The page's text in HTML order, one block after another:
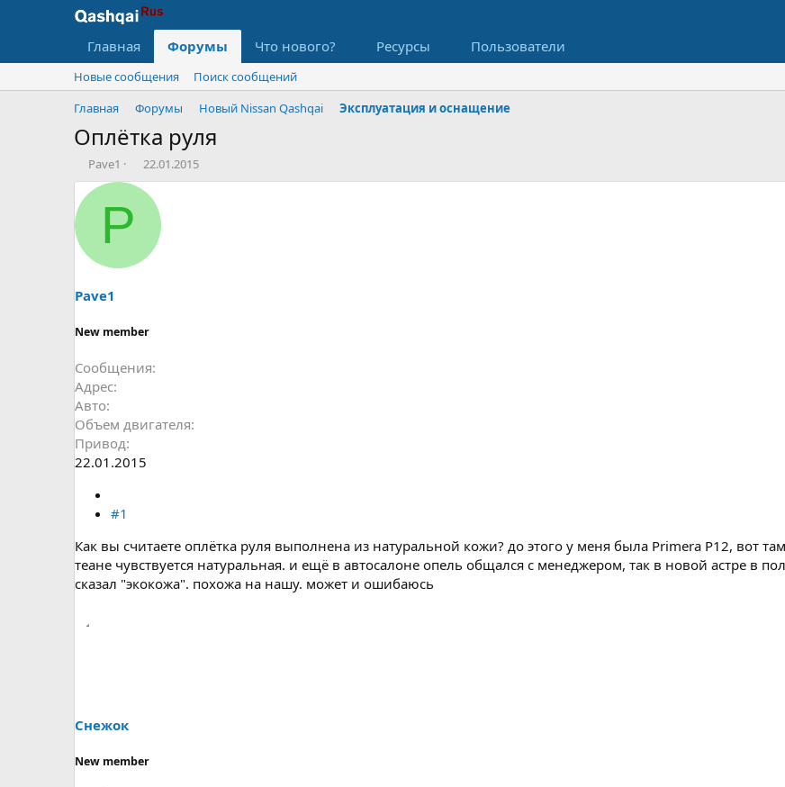
Главная Форумы Что нового? Ресурсы Пользователи
Новые сообщения
Поиск сообщений
Главная
Форумы Новый Nissan Qashqai Эксплуатация и оснащение
Оплётка руля
А
в
т
е
ы
Pave1
Д
а
т
ч
22.01.2015
P
Pave1
New member
Сообщения
Адрес
Авто
Объем двигателя
Привод
22.01.2015
#1
Как вы считаете оплётка руля выполнена из натуральной кожи? до этого у меня была Primera P12, вот
теане чувствуется натуральная. и ещё в автосалоне опель общался с менеджером, так в новой астре в
сказал "экокожа". похожа на нашу. может и ошибаюсь
Снежок
New member